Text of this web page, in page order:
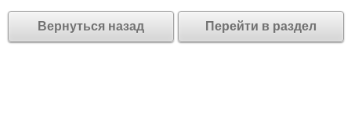
Вернуться назад Перейти в раздел